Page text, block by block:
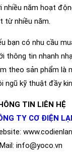
nhiều năm hoạt
từ nhiều năm.
bạn có nhu cầu
thông tin nhanh
theo sản phẩm là
ngũ kỹ thuật đầy
TIN LIÊN HỆ
TY CƠ ĐIỆN
info@yoco.vn